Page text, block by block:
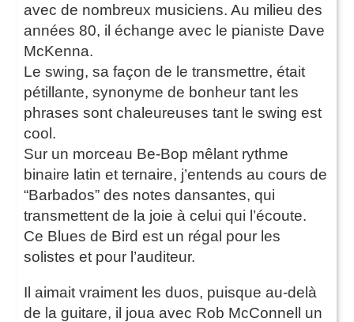
avec de nombreux musiciens. Au milieu des
années 80, il échange avec le pianiste Dave
McKenna.
Le swing, sa façon de le transmettre, était
pétillante, synonyme de bonheur tant les
phrases sont chaleureuses tant le swing est
cool.
Sur un morceau Be-Bop mêlant rythme
binaire latin et ternaire, j’entends au cours de
“Barbados” des notes dansantes, qui
transmettent de la joie à celui qui l’écoute.
Ce Blues de Bird est un régal pour les
solistes et pour l’auditeur.
Il aimait vraiment les duos, puisque au-delà
de la guitare, il joua avec Rob McConnell un